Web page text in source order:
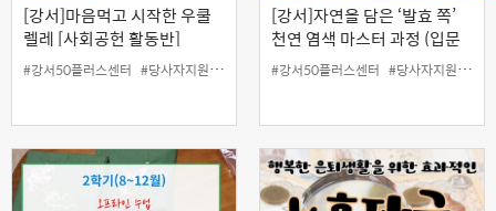
[강서]마음먹고 시작한 우쿨
렐레 [사회공헌 활동반]
#강서50플러스센터 #당사자지원 #사회공헌 #악기연주 #여가 #우쿨렐레 #인생
[강서]자연을 담은 ‘발효 쪽’
천연 염색 마스터 과정 (입문
반)
#강서50플러스센터 #당사자지원 #인